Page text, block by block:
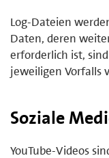
Log-Dateien
Daten, deren
erforderlich ist,
jeweiligen Vorfalls
Soziale
YouTube-Videos